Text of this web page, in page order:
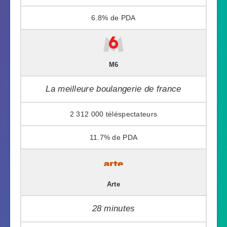
6.8%
M6
La meilleure boulangerie de france
2 312 000
11.7%
Arte
28 minutes